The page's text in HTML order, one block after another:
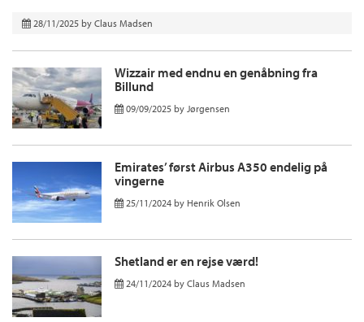
28/11/2025 by Claus Madsen
Wizzair med endnu en genåbning fra
Billund
09/09/2025 by Jørgensen
Emirates’ først Airbus A350 endelig på
vingerne
25/11/2024 by Henrik Olsen
Shetland er en rejse værd!
24/11/2024 by Claus Madsen